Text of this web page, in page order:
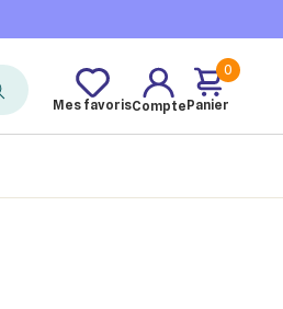
Mes favorisCompte
0
Panier